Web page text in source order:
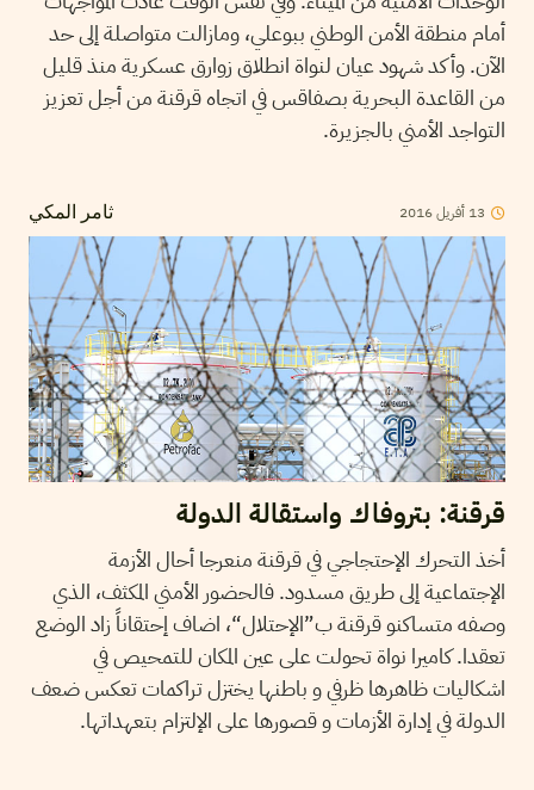
أمام منطقة الأمن الوطني ببوعلي، ومازالت متواصلة إلى حد
الآن. وأكد شهود عيان لنواة انطلاق زوارق عسكرية منذ قليل
من القاعدة البحرية بصفاقس في اتجاه قرقنة من أجل تعزيز
التواجد الأمني بالجزيرة.
ثامر المكي 13 أفريل2016
قرقنة: بتروفاك واستقالة الدولة
أخذ التحرك الإحتجاجي في قرقنة منعرجا أحال الأزمة
الإجتماعية إلى طريق مسدود. فالحضور الأمني المكثف، الذي
وصفه متساكنو قرقنة ب”الإحتلال“، اضاف إحتقاناً زاد الوضع
تعقدا. كاميرا نواة تحولت على عين المكان للتمحيص في
اشكاليات ظاهرها ظرفي و باطنها يختزل تراكمات تعكس ضعف
الدولة في إدارة الأزمات و قصورها على الإلتزام بتعهداتها.